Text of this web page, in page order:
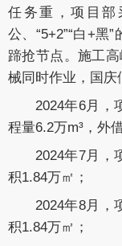
任务重，项目
公、“5+2”“白+黑
蹄抢节点。施工
械同时作业，国庆
2024年6月，
程量6.2万m³，外
2024年7月，
积1.84万㎡；
2024年8月，
积1.84万㎡；